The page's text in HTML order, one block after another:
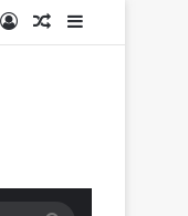
Log InRandom Article
Sidebar